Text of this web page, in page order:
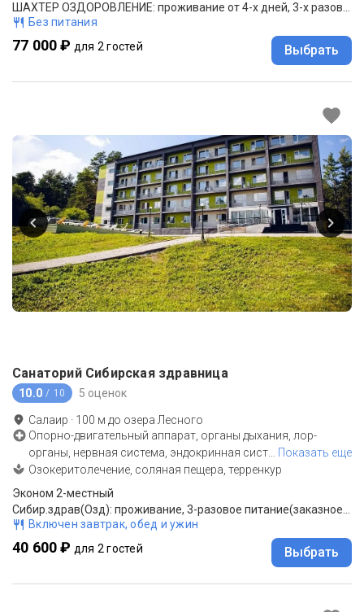
ШАХТЕР ОЗДОРОВЛЕНИЕ: проживание от 4-х дней, 3-х разовое питание (шведский стол/заказное меню/комплексное меню)
Без питания
77 000 ₽ для 2 гостей Выбрать
Санаторий Сибирская здравница
10.0 / 10 5 оценок
Салаир · 100 м до озера Лесного
Опорно-двигательный аппарат, органы дыхания, лор-
органы, нервная система, эндокринная сист
Показать еще
Озокеритолечение, соляная пещера, терренкур
Эконом 2-местный
Включен завтрак, обед и ужин
40 600 ₽ для 2 гостей Выбрать